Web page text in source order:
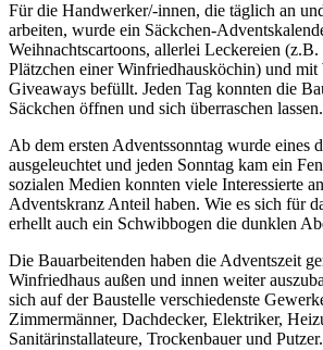
Für die Handwerker/-innen, die täglich an
arbeiten, wurde ein Säckchen-
Weihnachtscartoons, allerlei Leckereien (z.B.
Plätzchen einer Winfriedhausköchin) und
Giveaways befüllt. Jeden Tag konnten die
Säckchen öffnen und sich überraschen lassen.
Ab dem ersten Adventssonntag wurde eines
ausgeleuchtet und jeden Sonntag kam ein
sozialen Medien konnten viele Interessierte
Adventskranz Anteil haben. Wie es sich für
erhellt auch ein Schwibbogen die dunklen
Die Bauarbeitenden haben die Adventszeit
Winfriedhaus außen und innen weiter
sich auf der Baustelle verschiedenste
Zimmermänner, Dachdecker, Elektriker,
Sanitärinstallateure, Trockenbauer und Putzer.